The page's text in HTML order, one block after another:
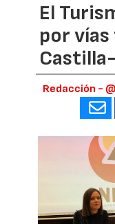
El
por
Redacción -